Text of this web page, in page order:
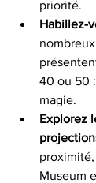
priorité.
Habillez-
40 ou 50
magie.
Explorez
Museum